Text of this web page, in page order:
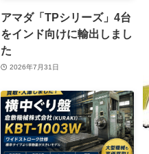
アマダ「TPシリーズ」4台
をインド向けに輸出しまし
た
2026年7月31日